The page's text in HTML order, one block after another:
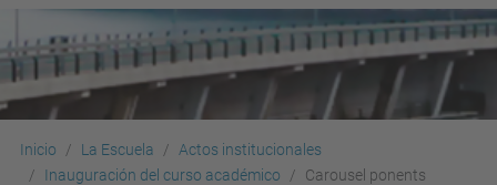
Inicio La Escuela
Actos institucionales
Inauguración del curso académico
Carousel ponents